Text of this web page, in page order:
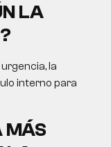
LA
la
interno para
MÁS